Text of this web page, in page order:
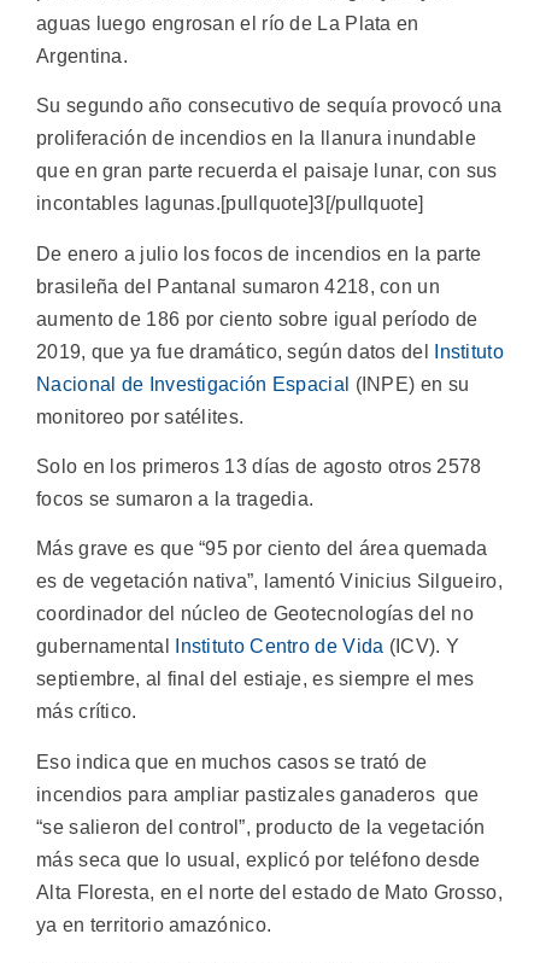
aguas luego engrosan el río de La Plata en
Argentina.
Su segundo año consecutivo de sequía provocó una
proliferación de incendios en la llanura inundable
que en gran parte recuerda el paisaje lunar, con sus
incontables lagunas.[pullquote]3[/pullquote]
De enero a julio los focos de incendios en la parte
brasileña del Pantanal sumaron 4218, con un
aumento de 186 por ciento sobre igual período de
2019, que ya fue dramático, según datos del
Instituto
Nacional de Investigación Espacial
(INPE) en su
monitoreo por satélites.
Solo en los primeros 13 días de agosto otros 2578
focos se sumaron a la tragedia.
Más grave es que “95 por ciento del área quemada
es de vegetación nativa”, lamentó Vinicius Silgueiro,
coordinador del núcleo de Geotecnologías del no
gubernamental
Instituto Centro de Vida (ICV). Y
septiembre, al final del estiaje, es siempre el mes
más crítico.
Eso indica que en muchos casos se trató de
incendios para ampliar pastizales ganaderos que
“se salieron del control”, producto de la vegetación
más seca que lo usual, explicó por teléfono desde
Alta Floresta, en el norte del estado de Mato Grosso,
ya en territorio amazónico.